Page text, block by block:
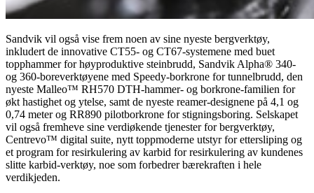
Sandvik vil også vise frem noen av sine nyeste bergverktøy,
inkludert de innovative CT55- og CT67-systemene med buet
topphammer for høyproduktive steinbrudd, Sandvik Alpha® 340-
og 360-boreverktøyene med Speedy-borkrone for tunnelbrudd, den
nyeste Malleo™ RH570 DTH-hammer- og borkrone-familien for
økt hastighet og ytelse, samt de nyeste reamer-designene på 4,1 og
0,74 meter og RR890 pilotborkrone for stigningsboring. Selskapet
vil også fremheve sine verdiøkende tjenester for bergverktøy,
Centrevo™ digital suite, nytt toppmoderne utstyr for ettersliping og
et program for resirkulering av karbid for resirkulering av kundenes
slitte karbid-verktøy, noe som forbedrer bærekraften i hele
verdikjeden.